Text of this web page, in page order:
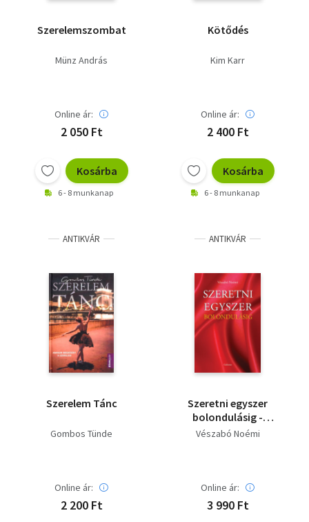
Szerelemszombat
Münz András
Online ár:
2 050 Ft
Kosárba
6 - 8 munkanap
Kötődés
Kim Karr
Online ár:
2 400 Ft
Kosárba
6 - 8 munkanap
ANTIKVÁR
Szerelem Tánc
Gombos Tünde
Online ár:
2 200 Ft
ANTIKVÁR
Szeretni egyszer
bolondulásig -
Dedikált
Vészabó Noémi
Online ár:
3 990 Ft